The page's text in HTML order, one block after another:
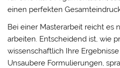
einen perfekten
Bei einer Masterarbeit reicht es
arbeiten. Entscheidend ist, wie
wissenschaftlich Ihre
Unsaubere Formulierungen,